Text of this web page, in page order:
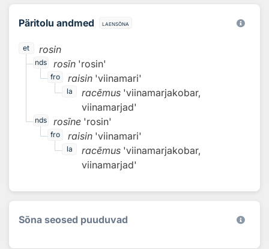
Päritolu andmed laensõna
et rosin
nds rosīn 'rosin'
fro raisin 'viinamari'
la racēmus 'viinamarjakobar,
viinamarjad'
nds rosīne 'rosin'
fro raisin 'viinamari'
la racēmus 'viinamarjakobar,
viinamarjad'
Sõna seosed puuduvad